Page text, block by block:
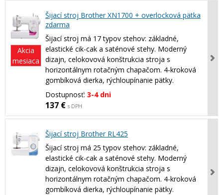
Akcia
mesiaca
Šijací stroj Brother XN1700 + overlocková pätka
zdarma
Šijací stroj má 17 typov stehov: základné,
elastické cik-cak a saténové stehy. Moderný
dizajn, celokovová konštrukcia stroja s
horizontálnym rotačným chapačom. 4-kroková
gombíková dierka, rýchloupínanie pätky.
Dostupnosť: 3-4 dni
137 € s DPH
Šijací stroj Brother RL425
Šijací stroj má 25 typov stehov: základné,
elastické cik-cak a saténové stehy. Moderný
dizajn, celokovová konštrukcia stroja s
horizontálnym rotačným chapačom. 4-kroková
gombíková dierka, rýchloupínanie pätky.